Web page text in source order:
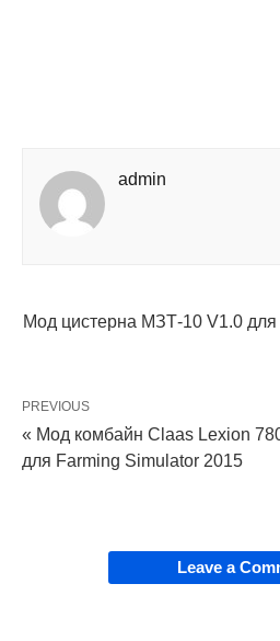
admin
Мод цистерна МЗТ-10 V1.0
PREVIOUS
« Мод комбайн Claas Lexion
для Farming Simulator 2015
Leave a